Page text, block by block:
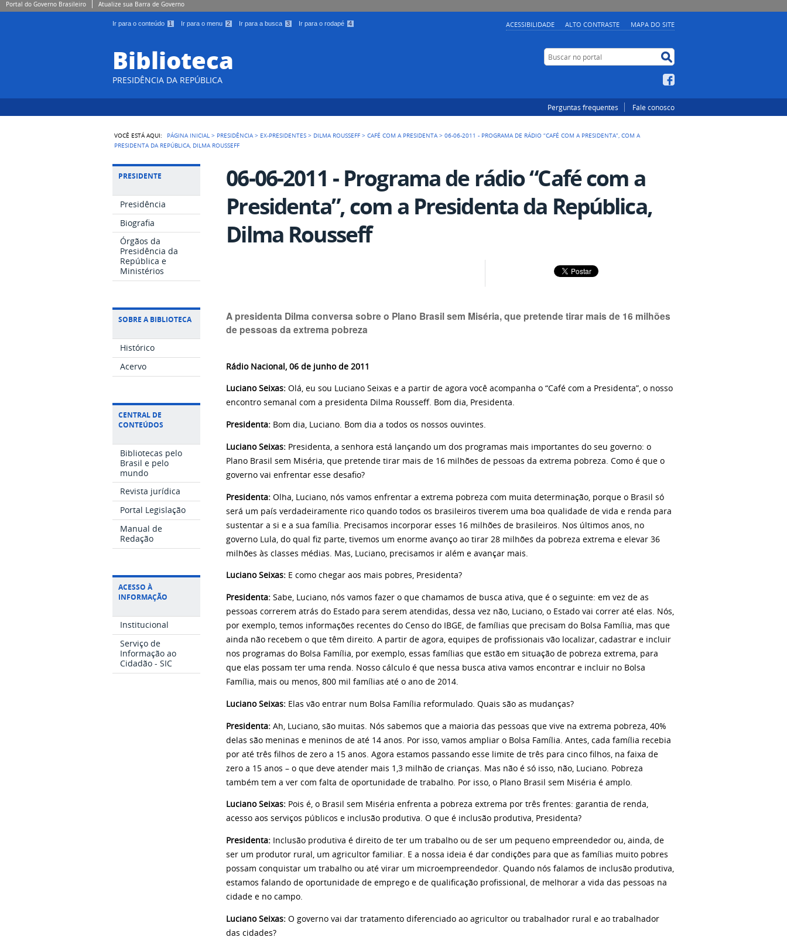
Portal do Governo Brasileiro Atualize sua Barra de Governo
Ir para o conteúdo 1 Ir para o menu 2 Ir para a busca 3 Ir para o rodapé 4 ACESSIBILIDADE ALTO CONTRASTE MAPA DO SITE
Biblioteca
PRESIDÊNCIA DA REPÚBLICA
Buscar no portal
Perguntas frequentes Fale conosco
VOCÊ ESTÁ AQUI: PÁGINA INICIAL > PRESIDÊNCIA > EX-PRESIDENTES > DILMA ROUSSEFF >CAFÉ COM A PRESIDENTA >06-06-2011 - PROGRAMA DE RÁDIO “CAFÉ COM A PRESIDENTA”, COM A
PRESIDENTA DA REPÚBLICA, DILMA ROUSSEFF
PRESIDENTE
Presidência
Biografia
Órgãos da
Presidência da
República e
Ministérios
SOBRE A BIBLIOTECA
Histórico
Acervo
CENTRAL DE
CONTEÚDOS
Bibliotecas pelo
Brasil e pelo
mundo
Revista jurídica
Portal Legislação
Manual de
Redação
ACESSO À
INFORMAÇÃO
Institucional
Serviço de
Informação ao
Cidadão - SIC
06-06-2011 - Programa de rádio “Café com a
Presidenta”, com a Presidenta da República,
Dilma Rousseff
A presidenta Dilma conversa sobre o Plano Brasil sem Miséria, que pretende tirar mais de 16 milhões
de pessoas da extrema pobreza
Rádio Nacional, 06 de junho de 2011
Luciano Seixas: Olá, eu sou Luciano Seixas e a partir de agora você acompanha o “Café com a Presidenta”, o nosso
encontro semanal com a presidenta Dilma Rousseff. Bom dia, Presidenta.
Presidenta: Bom dia, Luciano. Bom dia a todos os nossos ouvintes.
Luciano Seixas: Presidenta, a senhora está lançando um dos programas mais importantes do seu governo: o
Plano Brasil sem Miséria, que pretende tirar mais de 16 milhões de pessoas da extrema pobreza. Como é que o
governo vai enfrentar esse desafio?
Presidenta: Olha, Luciano, nós vamos enfrentar a extrema pobreza com muita determinação, porque o Brasil só
será um país verdadeiramente rico quando todos os brasileiros tiverem uma boa qualidade de vida e renda para
sustentar a si e a sua família. Precisamos incorporar esses 16 milhões de brasileiros. Nos últimos anos, no
governo Lula, do qual fiz parte, tivemos um enorme avanço ao tirar 28 milhões da pobreza extrema e elevar 36
milhões às classes médias. Mas, Luciano, precisamos ir além e avançar mais.
Luciano Seixas: E como chegar aos mais pobres, Presidenta?
Presidenta: Sabe, Luciano, nós vamos fazer o que chamamos de busca ativa, que é o seguinte: em vez de as
pessoas correrem atrás do Estado para serem atendidas, dessa vez não, Luciano, o Estado vai correr até elas. Nós,
por exemplo, temos informações recentes do Censo do IBGE, de famílias que precisam do Bolsa Família, mas que
ainda não recebem o que têm direito. A partir de agora, equipes de profissionais vão localizar, cadastrar e incluir
nos programas do Bolsa Família, por exemplo, essas famílias que estão em situação de pobreza extrema, para
que elas possam ter uma renda. Nosso cálculo é que nessa busca ativa vamos encontrar e incluir no Bolsa
Família, mais ou menos, 800 mil famílias até o ano de 2014.
Luciano Seixas: Elas vão entrar num Bolsa Família reformulado. Quais são as mudanças?
Presidenta: Ah, Luciano, são muitas. Nós sabemos que a maioria das pessoas que vive na extrema pobreza, 40%
delas são meninas e meninos de até 14 anos. Por isso, vamos ampliar o Bolsa Família. Antes, cada família recebia
por até três filhos de zero a 15 anos. Agora estamos passando esse limite de três para cinco filhos, na faixa de
zero a 15 anos – o que deve atender mais 1,3 milhão de crianças. Mas não é só isso, não, Luciano. Pobreza
também tem a ver com falta de oportunidade de trabalho. Por isso, o Plano Brasil sem Miséria é amplo.
Luciano Seixas: Pois é, o Brasil sem Miséria enfrenta a pobreza extrema por três frentes: garantia de renda,
acesso aos serviços públicos e inclusão produtiva. O que é inclusão produtiva, Presidenta?
Presidenta: Inclusão produtiva é direito de ter um trabalho ou de ser um pequeno empreendedor ou, ainda, de
ser um produtor rural, um agricultor familiar. E a nossa ideia é dar condições para que as famílias muito pobres
possam conquistar um trabalho ou até virar um microempreendedor. Quando nós falamos de inclusão produtiva,
estamos falando de oportunidade de emprego e de qualificação profissional, de melhorar a vida das pessoas na
cidade e no campo.
Luciano Seixas: O governo vai dar tratamento diferenciado ao agricultor ou trabalhador rural e ao trabalhador
das cidades?